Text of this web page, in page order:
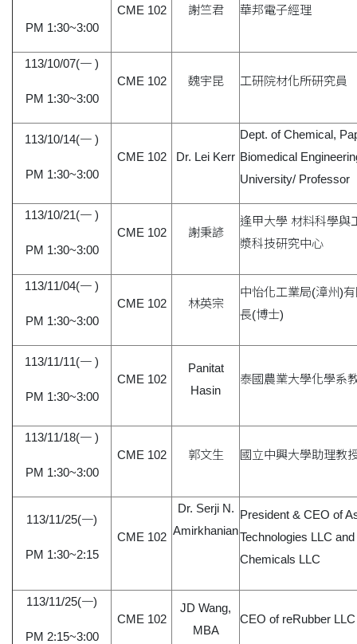
PM 1:30~3:00
CME 102 謝竺君 華邦電子經理
113/10/07(一 )
PM 1:30~3:00
CME 102 魏宇昆 工研院材化所研究員
113/10/14(一 )
PM 1:30~3:00
CME 102 Dr. Lei Kerr
Dept. of Chemical,
Biomedical
University/ Professor
113/10/21(一 )
PM 1:30~3:00
CME 102 謝秉諺
逢甲大學 材料科學與
漿科技研究中心
113/11/04(一 )
PM 1:30~3:00
CME 102 林英宗
中怡化工業局(漳州)
長(博士)
113/11/11(一 )
PM 1:30~3:00
CME 102
Panitat
Hasin
泰國農業大學化學系
113/11/18(一 )
PM 1:30~3:00
CME 102 郭文生 國立中興大學助理教
113/11/25(一)
PM 1:30~2:15
CME 102
Dr. Serji N.
Amirkhanian
President & CEO of
Technologies LLC
Chemicals LLC
113/11/25(一)
PM 2:15~3:00
CME 102
JD Wang,
MBA
CEO of reRubber LLC